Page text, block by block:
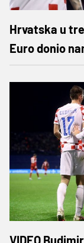
Hrvatska u
Euro donio
VIDEO